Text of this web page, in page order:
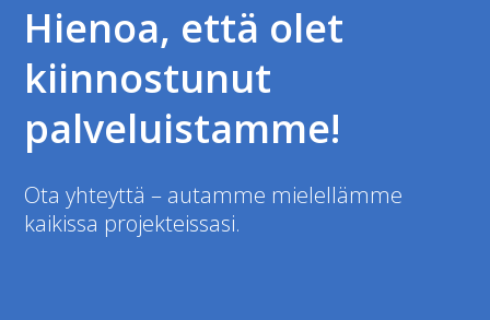
Hienoa, että olet
kiinnostunut
palveluistamme!
Ota yhteyttä – autamme mielellämme
kaikissa projekteissasi.